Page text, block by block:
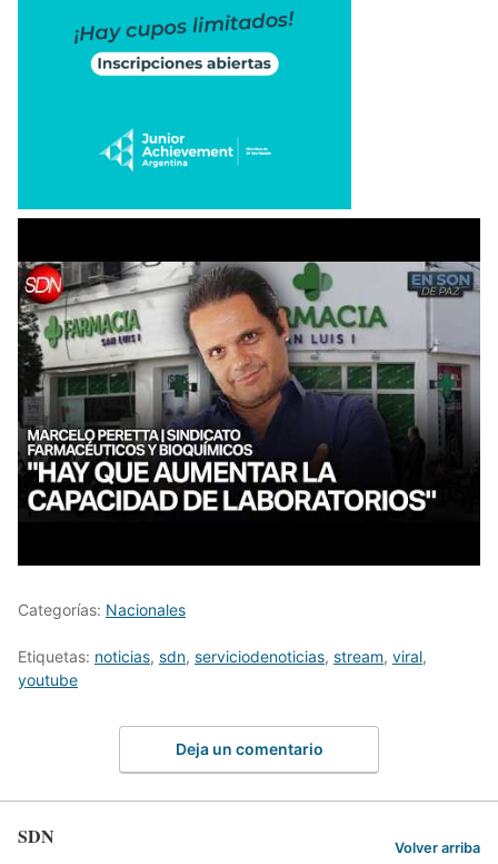
Categorías: Nacionales
Etiquetas: noticias, sdn, serviciodenoticias, stream, viral,
youtube
Deja un comentario
SDN Volver arriba